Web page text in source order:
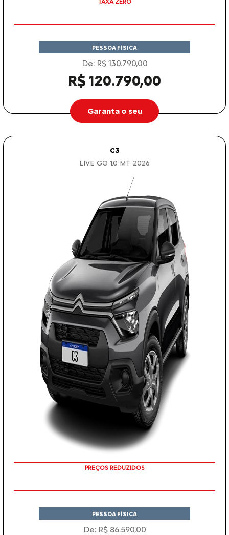
COM SEU USADO NA TROCA
PESSOA FÍSICA
De: R$ 130.790,00
R$ 120.790,00
Garanta o seu
C3
LIVE GO 1.0 MT 2026
APROVEITE!
PESSOA FÍSICA
De: R$ 86.590,00